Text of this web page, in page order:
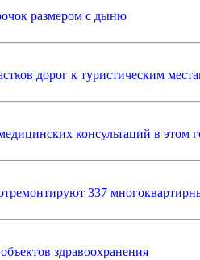
размером с дыню
дорог к туристическим
консультаций в этом
337
здравоохранения